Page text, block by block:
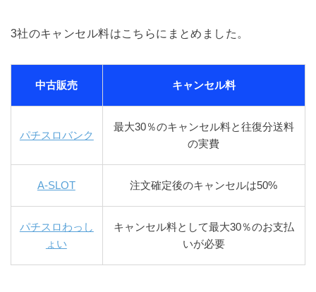
3社のキャンセル料はこちらにまとめました。
中古販売 キャンセル料
パチスロバンク
最大30％のキャンセル料と往復分送料
の実費
A-SLOT 注文確定後のキャンセルは50%
パチスロわっし
ょい
キャンセル料として最大30％のお支払
いが必要